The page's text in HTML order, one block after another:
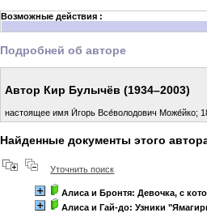
Возможные действия :
Подробней об авторе
Автор Кир Булычёв (1934–2003)
настоящее имя И́горь Все́володович Може́йко;
Найденные документы этого
Уточнить поиск
Алиса и Бронтя: Девочка, с
Алиса и Гай-до: Узники